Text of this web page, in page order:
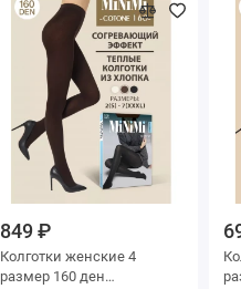
849 ₽
Колготки женские 4
размер 160 ден